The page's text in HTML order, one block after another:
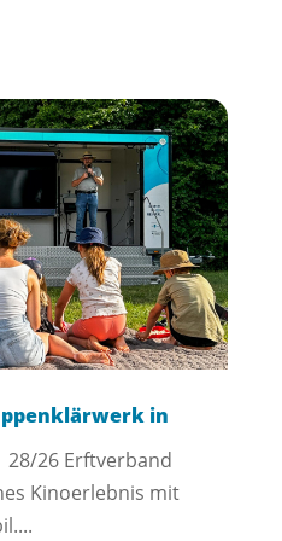
in
28/26 Erftverband
Kinoerlebnis mit